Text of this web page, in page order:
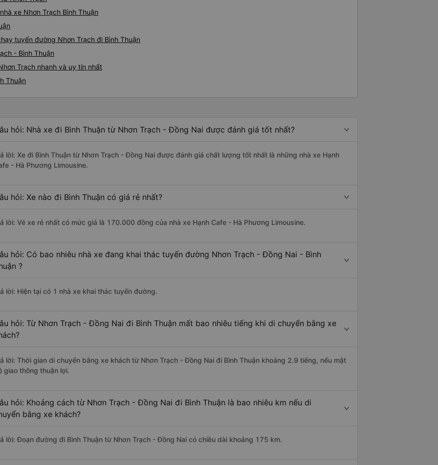
xe Nhơn Trạch Bình Thuận
tuyến đường Nhơn Trạch đi Bình Thuận
- Bình Thuận
Trạch nhanh và uy tín nhất
Thuận
hỏi: Nhà xe đi Bình Thuận từ Nhơn Trạch - Đồng Nai được đánh giá tốt nhất?
lời: Xe đi Bình Thuận từ Nhơn Trạch - Đồng Nai được đánh giá chất lượng tốt nhất là những nhà xe Hạnh
- Hà Phương Limousine.
hỏi: Xe nào đi Bình Thuận có giá rẻ nhất?
lời: Vé xe rẻ nhất có mức giá là 170.000 đồng của nhà xe Hạnh Cafe - Hà Phương Limousine.
hỏi: Có bao nhiêu nhà xe đang khai thác tuyến đường Nhơn Trạch - Đồng Nai - Bình
?
lời: Hiện tại có 1 nhà xe khai thác tuyến đường.
hỏi: Từ Nhơn Trạch - Đồng Nai đi Bình Thuận mất bao nhiêu tiếng khi di chuyển bằng xe
lời: Thời gian di chuyển bằng xe khách từ Nhơn Trạch - Đồng Nai đi Bình Thuận khoảng 2.9 tiếng, nếu mật
giao thông thuận lợi.
hỏi: Khoảng cách từ Nhơn Trạch - Đồng Nai đi Bình Thuận là bao nhiêu km nếu di
bằng xe khách?
lời: Đoạn đường đi Bình Thuận từ Nhơn Trạch - Đồng Nai có chiều dài khoảng 175 km.